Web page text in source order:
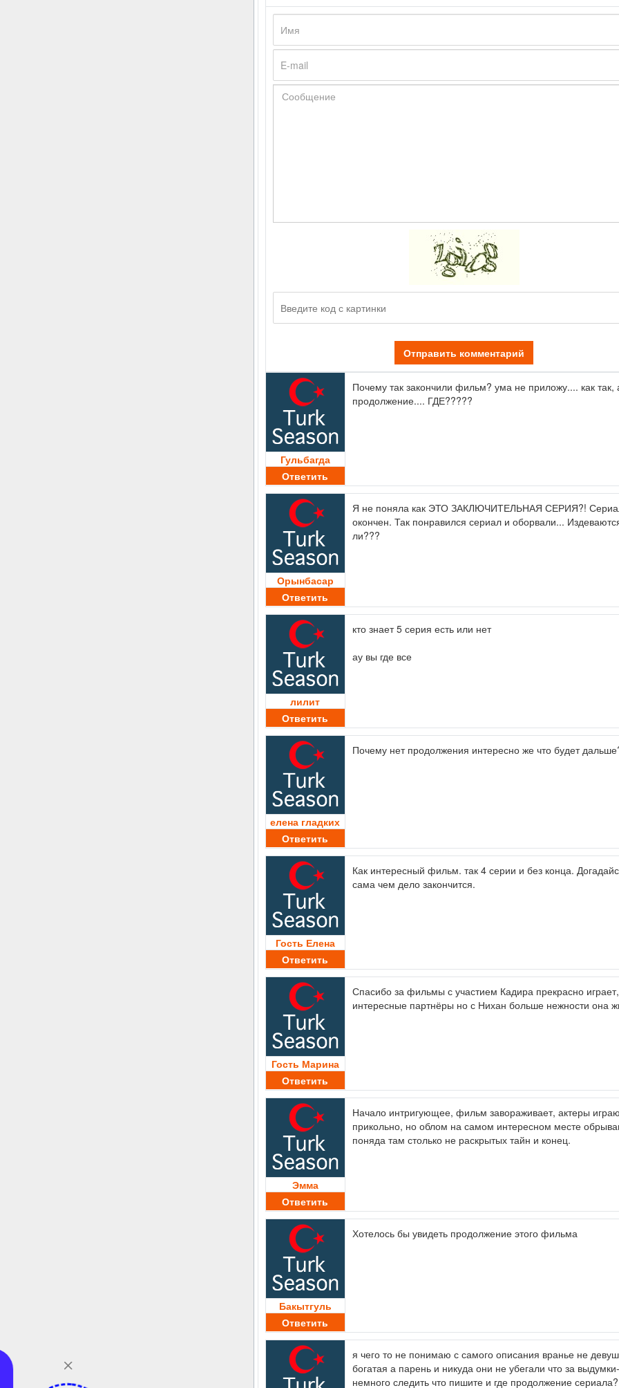
Отправить комментарий
Гульбагда
Ответить
Почему так закончили фильм? ума не приложу.... как так,
продолжение.... ГДЕ?????
Орынбасар
Ответить
Я не поняла как ЭТО ЗАКЛЮЧИТЕЛЬНАЯ СЕРИЯ?!
окончен. Так понравился сериал и оборвали...
ли???
лилит
Ответить
кто знает 5 серия есть или нет
ау вы где все
елена гладких
Ответить
Почему нет продолжения интересно же что будет
Гость Елена
Ответить
Как интересный фильм. так 4 серии и без конца.
сама чем дело закончится.
Гость Марина
Ответить
Спасибо за фильмы с участием Кадира прекрасно играет,
интересные партнёры но с Нихан больше нежности она
Эмма
Ответить
Начало интригующее, фильм завораживает, актеры
прикольно, но облом на самом интересном месте
поняда там столько не раскрытых тайн и конец.
Бакытгуль
Ответить
Хотелось бы увидеть продолжение этого фильма
я чего то не понимаю с самого описания вранье не
богатая а парень и никуда они не убегали что за
немного следить что пишите и где продолжение